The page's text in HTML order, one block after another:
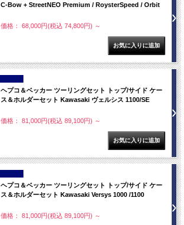
C-Bow + StreetNEO Premium / RoysterSpeed / Orbit
価格： 68,000円(税込 74,800円) ～
ヘプコ＆ベッカー ツーリングセット トップ/サイド ケー
ス＆ホルダーセット Kawasaki ヴェルシス 1100/SE
価格： 81,000円(税込 89,100円) ～
ヘプコ＆ベッカー ツーリングセット トップ/サイド ケー
ス＆ホルダーセット Kawasaki Versys 1000 /1100
価格： 81,000円(税込 89,100円) ～